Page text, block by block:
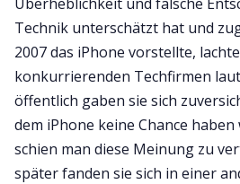
Technik unterschätzt hat und
2007 das iPhone vorstellte,
konkurrierenden Techfirmen
öffentlich gaben sie sich
dem iPhone keine Chance
schien man diese Meinung zu
später fanden sie sich in einer